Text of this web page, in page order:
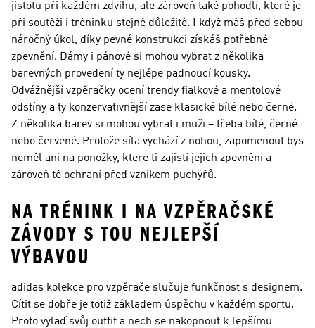
jistotu při každém zdvihu, ale zároveň také pohodlí, které je
při soutěži i tréninku stejně důležité. I když máš před sebou
náročný úkol, díky pevné konstrukci získáš potřebné
zpevnění. Dámy i pánové si mohou vybrat z několika
barevných provedení ty nejlépe padnoucí kousky.
Odvážnější vzpěračky ocení trendy fialkové a mentolové
odstíny a ty konzervativnější zase klasické bílé nebo černé.
Z několika barev si mohou vybrat i muži – třeba bílé, černé
nebo červené. Protože síla vychází z nohou, zapomenout bys
neměl ani na ponožky, které ti zajistí jejich zpevnění a
zároveň tě ochraní před vznikem puchýřů.
NA TRÉNINK I NA VZPĚRAČSKÉ
ZÁVODY S TOU NEJLEPŠÍ
VÝBAVOU
adidas kolekce pro vzpěrače slučuje funkčnost s designem.
Cítit se dobře je totiž základem úspěchu v každém sportu.
Proto vylaď svůj outfit a nech se nakopnout k lepšímu